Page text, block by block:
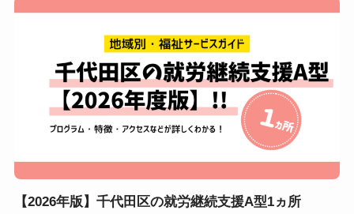
【2026年版】千代田区の就労継続支援A型1ヵ所